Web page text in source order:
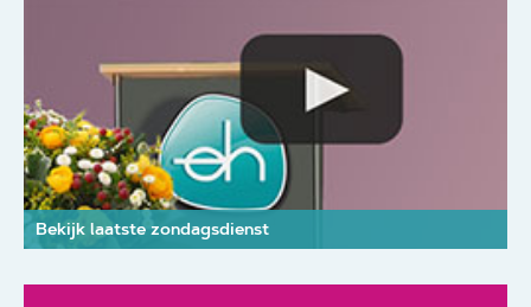
Bekijk laatste zondagsdienst